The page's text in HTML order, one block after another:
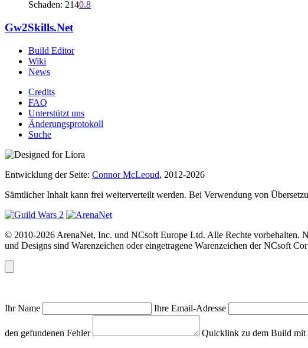
Schaden: 2140.8
Gw2Skills.Net
Build Editor
Wiki
News
Credits
FAQ
Unterstützt uns
Änderungsprotokoll
Suche
Entwicklung der Seite: Connor McLeoud, 2012-2026
Sämtlicher Inhalt kann frei weiterverteilt werden. Bei Verwendung von
© 2010-2026 ArenaNet, Inc. und NCsoft Europe Ltd. Alle Rechte vorbehalten.
und Designs sind Warenzeichen oder eingetragene Warenzeichen der NCsoft
Ihr Name Ihre Email-Adresse
den gefundenen Fehler Quicklink zu dem Build mit